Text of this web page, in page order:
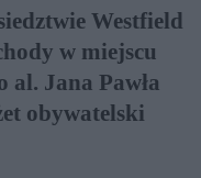
Westfield
w miejscu
al. Jana Pawła
obywatelski